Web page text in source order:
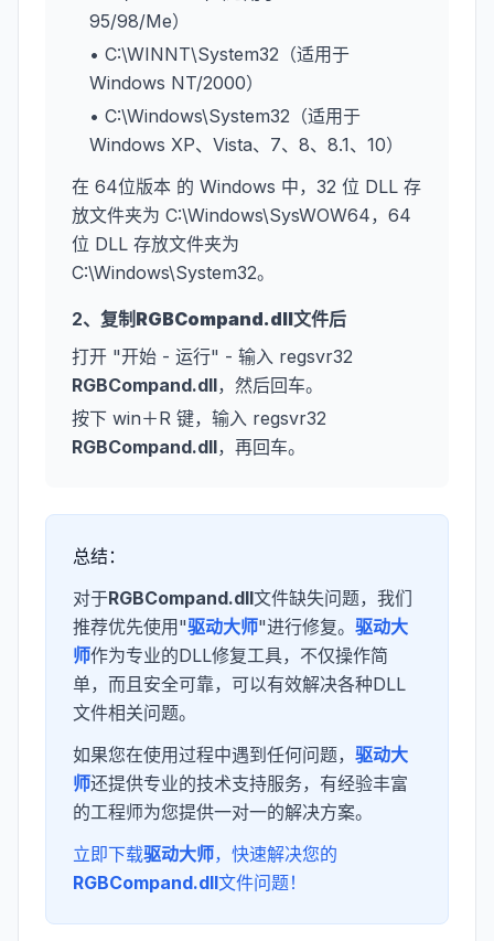
95/98/Me）
• C:\WINNT\System32（适用于
Windows NT/2000）
• C:\Windows\System32（适用于
Windows XP、Vista、7、8、8.1、10）
在 64位版本 的 Windows 中，32 位 DLL 存
放文件夹为 C:\Windows\SysWOW64，64
位 DLL 存放文件夹为
C:\Windows\System32。
2、复制 RGBCompand.dll文件后
打开 "开始 - 运行" - 输入 regsvr32
RGBCompand.dll，然后回车。
按下 win＋R 键，输入 regsvr32
RGBCompand.dll，再回车。
总结：
对于RGBCompand.dll文件缺失问题，我们
推荐优先使用"驱动大师"进行修复。 驱动大
师作为专业的DLL修复工具，不仅操作简
单，而且安全可靠，可以有效解决各种DLL
文件相关问题。
如果您在使用过程中遇到任何问题， 驱动大
师还提供专业的技术支持服务，有经验丰富
的工程师为您提供一对一的解决方案。
立即下载驱动大师，快速解决您的
RGBCompand.dll文件问题！